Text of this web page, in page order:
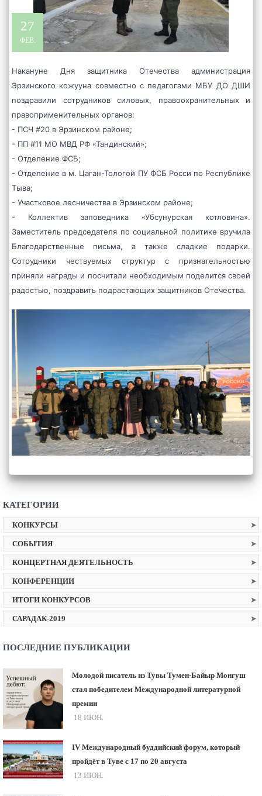
27
ФЕВ.
Накануне Дня защитника Отечества администрация
Эрзинского кожууна совместно с педагогами МБУ ДО ДШИ
поздравили сотрудников силовых, правоохранительных и
правоприменительных органов:
- ПСЧ #20 в Эрзинском районе;
- ПП #11 МО МВД РФ «Тандинский»;
- Отделение ФСБ;
- Отделение в м. Цаган-Тологой ПУ ФСБ Росси по Республике
Тыва;
- Участковое лесничества в Эрзинском районе;
- Коллектив заповедника «Убсунурская котловина».
Заместитель председателя по социальной политике вручила
Благодарственные письма, а также сладкие подарки.
Сотрудники чествуемых структур с признательностью
приняли награды и посчитали необходимым поделится своей
радостью, поздравить подрастающих защитников Отечества.
КАТЕГОРИИ
КОНКУРСЫ
СОБЫТИЯ
КОНЦЕРТНАЯ ДЕЯТЕЛЬНОСТЬ
КОНФЕРЕНЦИИ
ИТОГИ КОНКУРСОВ
САРАДАК-2019
ПОСЛЕДНИЕ ПУБЛИКАЦИИ
Молодой писатель из Тувы Тумен-Байыр Монгуш
стал победителем Международной литературной
премии
18 ИЮН.
IV Международный буддийский форум, который
пройдёт в Туве с 17 по 20 августа
13 ИЮН.